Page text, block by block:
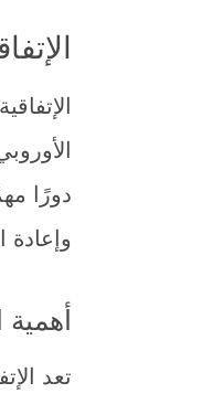
دورًا
وإعادة
أهمية
تعد